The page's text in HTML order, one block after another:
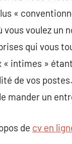
«
vous voulez
qui vous
« intimes »
de vos
mander un
de cv en